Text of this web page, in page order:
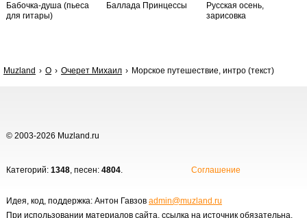
Бабочка-душа (пьеса
для гитары)
Баллада Принцессы
Русская осень,
зарисовка
Muzland О Очерет Михаил Морское путешествие, интро (текст)
© 2003-2026 Muzland.ru
Категорий: 1348, песен: 4804. Соглашение
Идея, код, поддержка: Антон Гавзов admin@muzland.ru
При использовании материалов сайта, ссылка на источник обязательна.